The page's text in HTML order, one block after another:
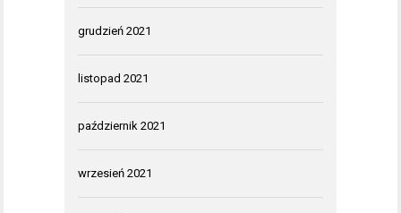
grudzień 2021
listopad 2021
październik 2021
wrzesień 2021